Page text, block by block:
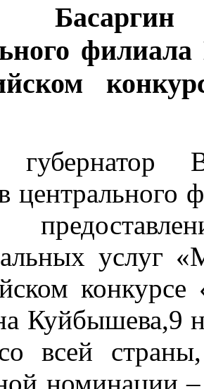
Басаргин
губернатор
центрального
услуг
Куйбышева,9
всей